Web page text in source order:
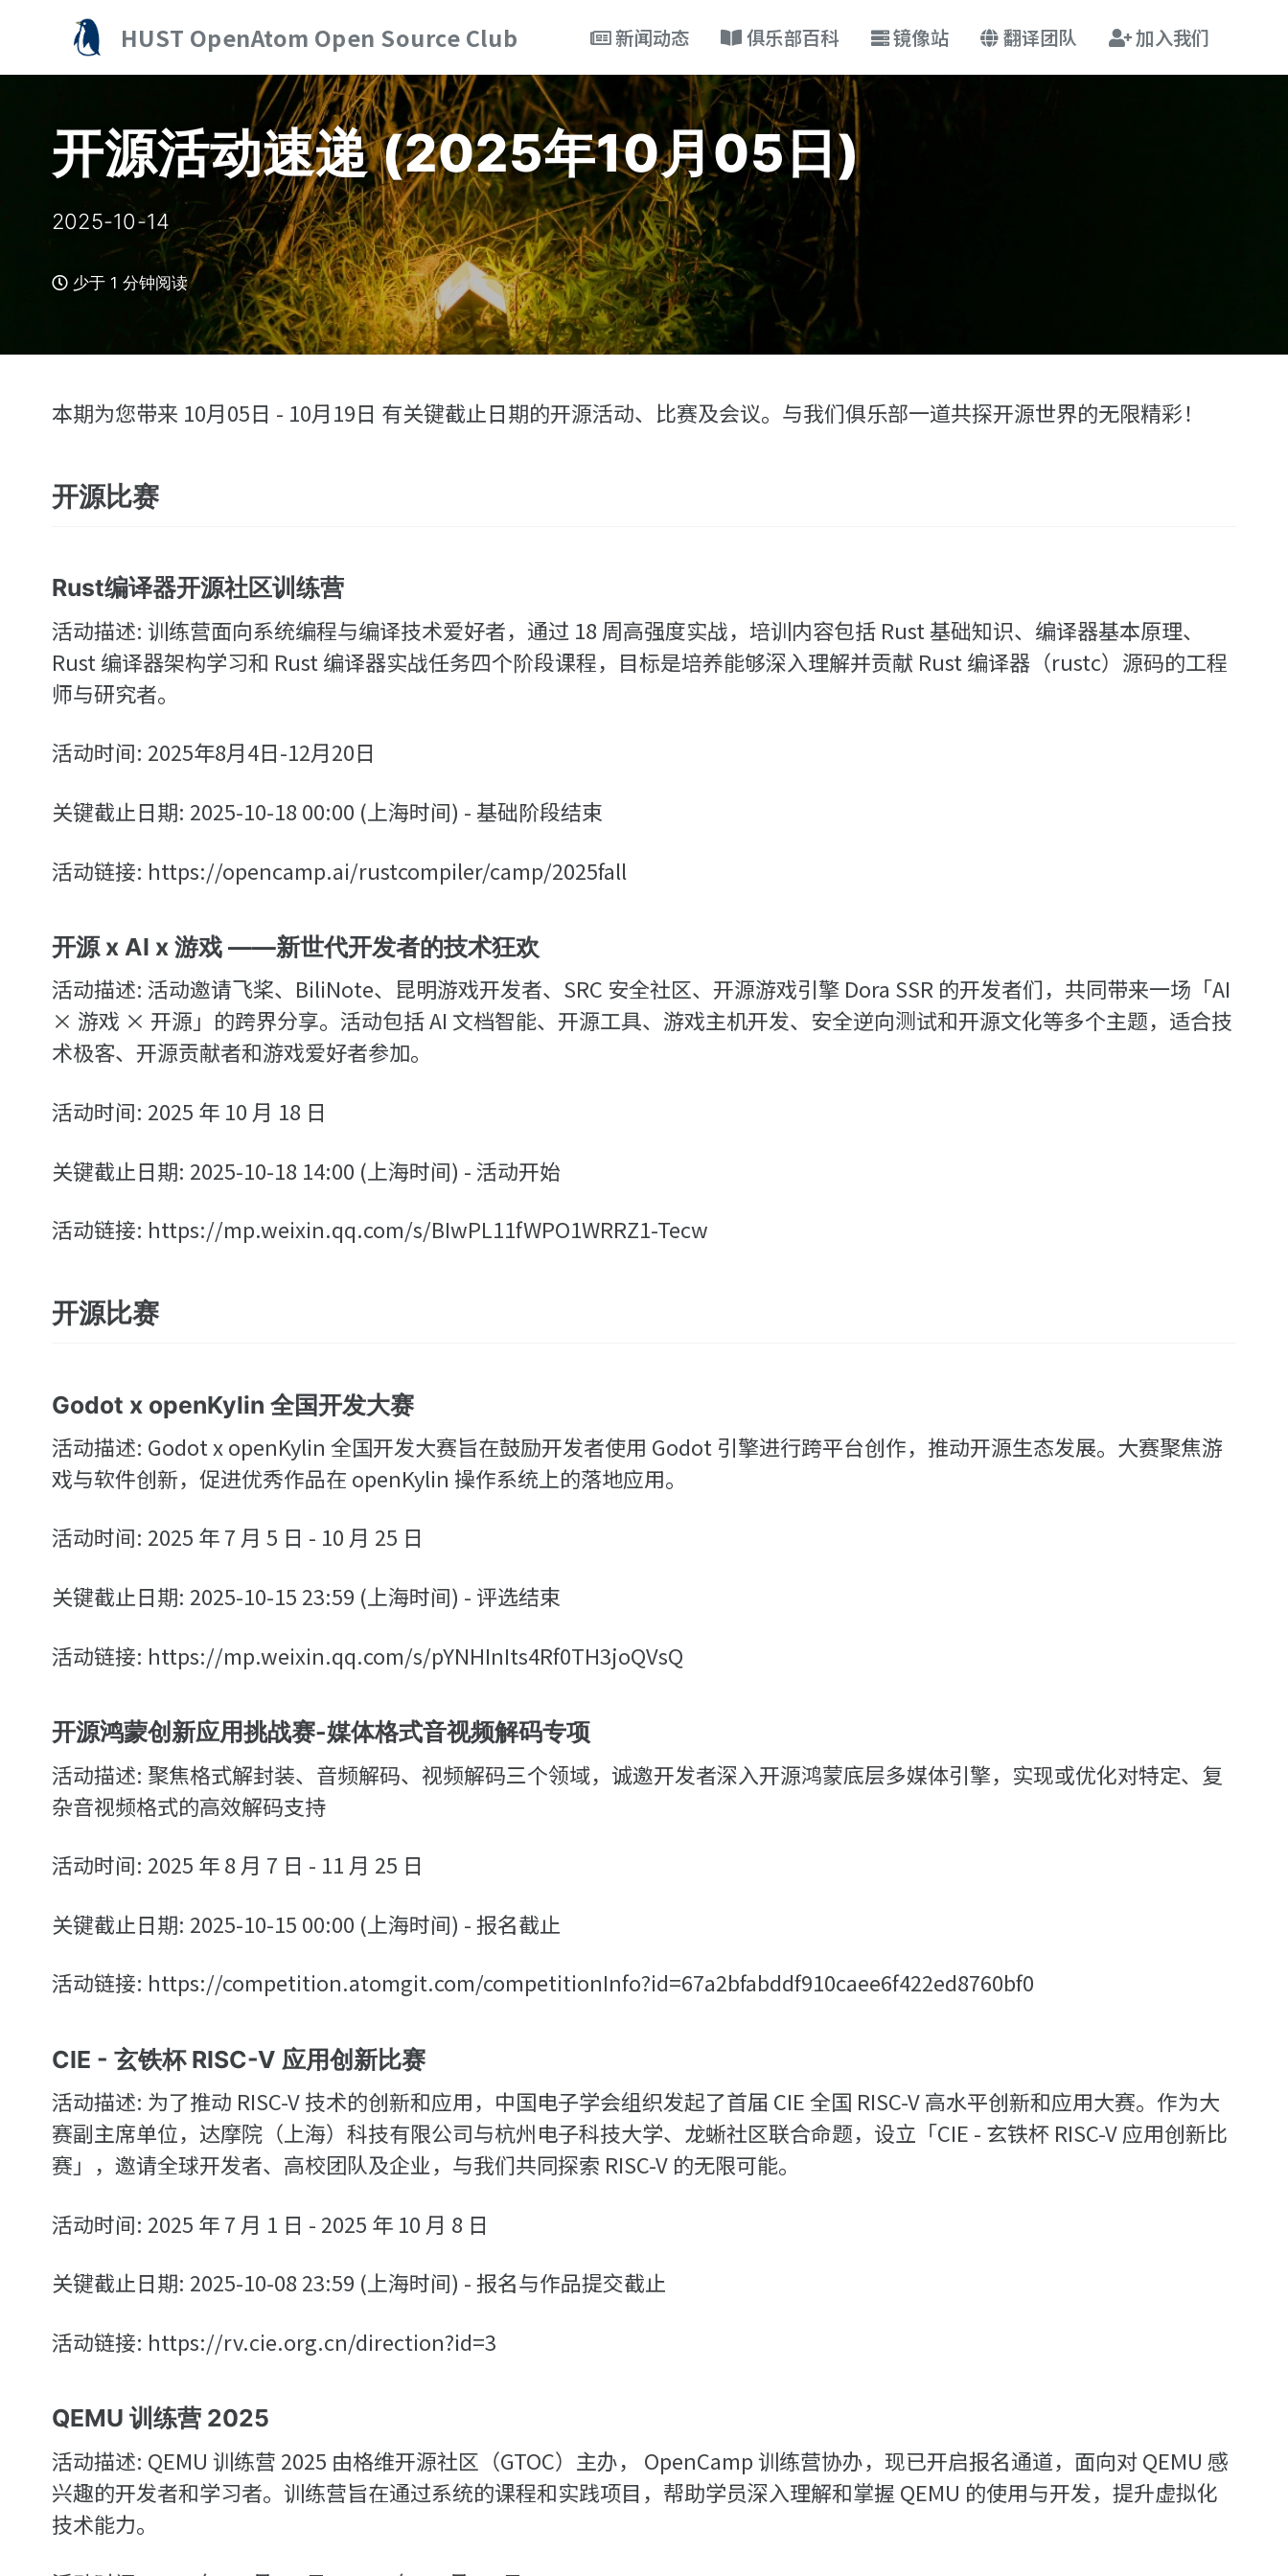
主
内
底
HUST OpenAtom Open Source Club 新闻动态 俱乐部百科 镜像站 翻译团队 加入我们
开源活动速递 (2025年10月05日)
2025-10-14
少于 1 分钟阅读
本期为您带来 10月05日 - 10月19日 有关键截止日期的开源活动、比赛及会议。与我们俱乐部一道共探开源世界的无限精彩！
开源比赛
Rust编译器开源社区训练营
活动描述: 训练营面向系统编程与编译技术爱好者，通过 18 周高强度实战，培训内容包括 Rust 基础知识、编译器基本原理、
Rust 编译器架构学习和 Rust 编译器实战任务四个阶段课程，目标是培养能够深入理解并贡献 Rust 编译器（rustc）源码的工程
师与研究者。
活动时间: 2025年8月4日-12月20日
关键截止日期: 2025-10-18 00:00 (上海时间) - 基础阶段结束
活动链接: https://opencamp.ai/rustcompiler/camp/2025fall
开源 x AI x 游戏 ——新世代开发者的技术狂欢
活动描述: 活动邀请飞桨、BiliNote、昆明游戏开发者、SRC 安全社区、开源游戏引擎 Dora SSR 的开发者们，共同带来一场「AI
× 游戏 × 开源」的跨界分享。活动包括 AI 文档智能、开源工具、游戏主机开发、安全逆向测试和开源文化等多个主题，适合技
术极客、开源贡献者和游戏爱好者参加。
活动时间: 2025 年 10 月 18 日
关键截止日期: 2025-10-18 14:00 (上海时间) - 活动开始
活动链接: https://mp.weixin.qq.com/s/BIwPL11fWPO1WRRZ1-Tecw
开源比赛
Godot x openKylin 全国开发大赛
活动描述: Godot x openKylin 全国开发大赛旨在鼓励开发者使用 Godot 引擎进行跨平台创作，推动开源生态发展。大赛聚焦游
戏与软件创新，促进优秀作品在 openKylin 操作系统上的落地应用。
活动时间: 2025 年 7 月 5 日 - 10 月 25 日
关键截止日期: 2025-10-15 23:59 (上海时间) - 评选结束
活动链接: https://mp.weixin.qq.com/s/pYNHInIts4Rf0TH3joQVsQ
开源鸿蒙创新应用挑战赛-媒体格式音视频解码专项
活动描述: 聚焦格式解封装、音频解码、视频解码三个领域，诚邀开发者深入开源鸿蒙底层多媒体引擎，实现或优化对特定、复
杂音视频格式的高效解码支持
活动时间: 2025 年 8 月 7 日 - 11 月 25 日
关键截止日期: 2025-10-15 00:00 (上海时间) - 报名截止
活动链接: https://competition.atomgit.com/competitionInfo?id=67a2bfabddf910caee6f422ed8760bf0
CIE - 玄铁杯 RISC-V 应用创新比赛
活动描述: 为了推动 RISC-V 技术的创新和应用，中国电子学会组织发起了首届 CIE 全国 RISC-V 高水平创新和应用大赛。作为大
赛副主席单位，达摩院（上海）科技有限公司与杭州电子科技大学、龙蜥社区联合命题，设立「CIE - 玄铁杯 RISC-V 应用创新比
赛」，邀请全球开发者、高校团队及企业，与我们共同探索 RISC-V 的无限可能。
活动时间: 2025 年 7 月 1 日 - 2025 年 10 月 8 日
关键截止日期: 2025-10-08 23:59 (上海时间) - 报名与作品提交截止
活动链接: https://rv.cie.org.cn/direction?id=3
QEMU 训练营 2025
活动描述: QEMU 训练营 2025 由格维开源社区（GTOC）主办， OpenCamp 训练营协办，现已开启报名通道，面向对 QEMU 感
兴趣的开发者和学习者。训练营旨在通过系统的课程和实践项目，帮助学员深入理解和掌握 QEMU 的使用与开发，提升虚拟化
技术能力。